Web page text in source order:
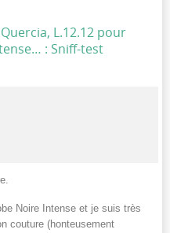
L.12.12 pour
: Sniff-test
Noire Intense et je suis très
couture (honteusement